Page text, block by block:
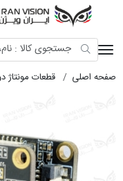
قطعات مونتاژ دوربین و